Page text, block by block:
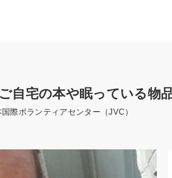
自宅の本や眠っている物
国際ボランティアセンター（JVC）